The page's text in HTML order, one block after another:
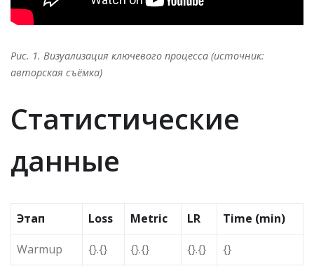
Рис. 1. Визуализация ключевого процесса (источник:
авторская съёмка)
Статистические
данные
Этап Loss Metric LR
Time (min)
Warmup
{}.{} {}.{} {}.{}
{}